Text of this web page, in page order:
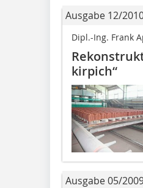
Ausgabe 12/
Dipl.-Ing. Frank
kirpich“
Ausgabe 05/